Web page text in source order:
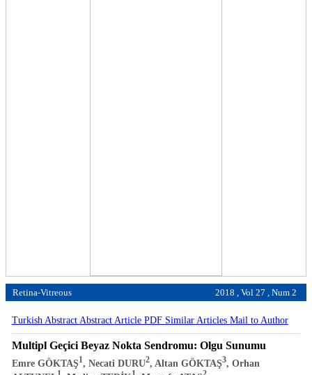
Retina-Vitreous 2018 , Vol 27 , Num 2
Turkish Abstract Abstract Article PDF Similar Articles Mail to Author
Multipl Geçici Beyaz Nokta Sendromu: Olgu Sunumu
Emre GÖKTAŞ1, Necati DURU2, Altan GÖKTAŞ3, Orhan